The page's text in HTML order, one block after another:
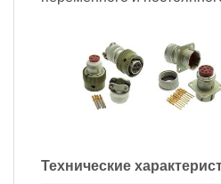
Технические